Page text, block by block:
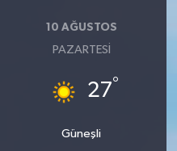
10 AĞUSTOS
PAZARTESI
27°
Güneşli